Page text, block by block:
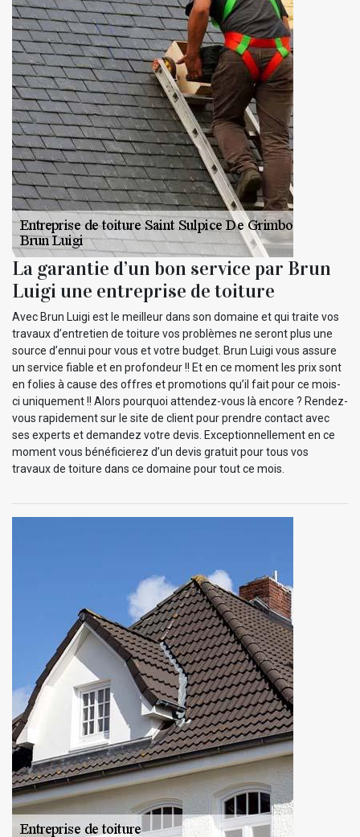
La garantie d’un bon service par Brun
Luigi une entreprise de toiture
Avec Brun Luigi est le meilleur dans son domaine et qui traite vos
travaux d’entretien de toiture vos problèmes ne seront plus une
source d’ennui pour vous et votre budget. Brun Luigi vous assure
un service fiable et en profondeur !! Et en ce moment les prix sont
en folies à cause des offres et promotions qu’il fait pour ce mois-
ci uniquement !! Alors pourquoi attendez-vous là encore ? Rendez-
vous rapidement sur le site de client pour prendre contact avec
ses experts et demandez votre devis. Exceptionnellement en ce
moment vous bénéficierez d’un devis gratuit pour tous vos
travaux de toiture dans ce domaine pour tout ce mois.